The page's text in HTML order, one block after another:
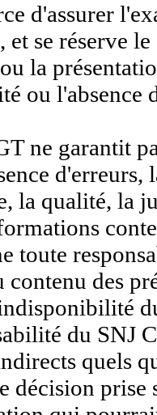
d'assurer
et se réserve
la
ou
ne garantit
la qualité, la
toute
des
du SNJ
quels
décision